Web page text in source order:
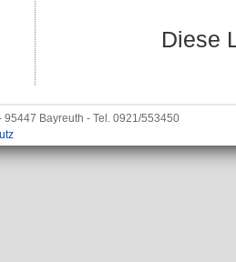
Diese
95447 Bayreuth - Tel. 0921/553450